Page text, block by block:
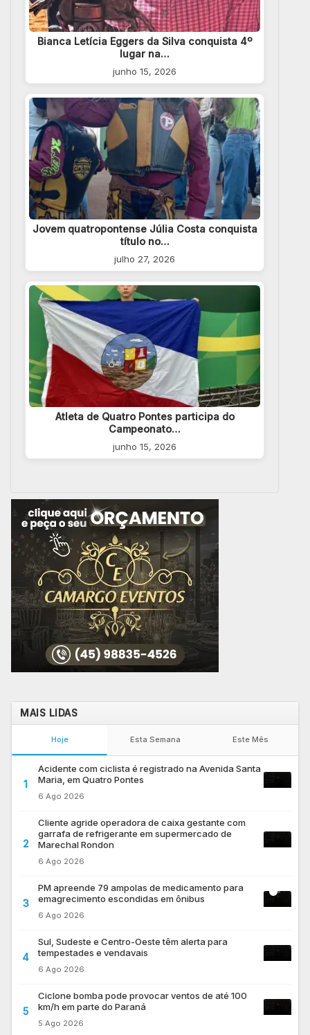
Bianca Letícia Eggers da Silva conquista 4º
lugar na…
junho 15, 2026
Jovem quatropontense Júlia Costa conquista
título no…
julho 27, 2026
Atleta de Quatro Pontes participa do
Campeonato…
junho 15, 2026
MAIS LIDAS
Hoje Esta Semana Este Mês
1
Acidente com ciclista é registrado na Avenida Santa
Maria, em Quatro Pontes
6 Ago 2026
2
Cliente agride operadora de caixa gestante com
garrafa de refrigerante em supermercado de
Marechal Rondon
6 Ago 2026
3
PM apreende 79 ampolas de medicamento para
emagrecimento escondidas em ônibus
6 Ago 2026
4
Sul, Sudeste e Centro-Oeste têm alerta para
tempestades e vendavais
6 Ago 2026
5
Ciclone bomba pode provocar ventos de até 100
km/h em parte do Paraná
5 Ago 2026